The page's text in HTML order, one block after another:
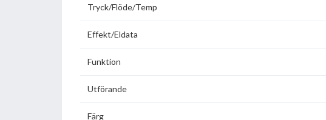
Tryck/Flöde/Temp
Effekt/Eldata
Funktion
Utförande
Färg